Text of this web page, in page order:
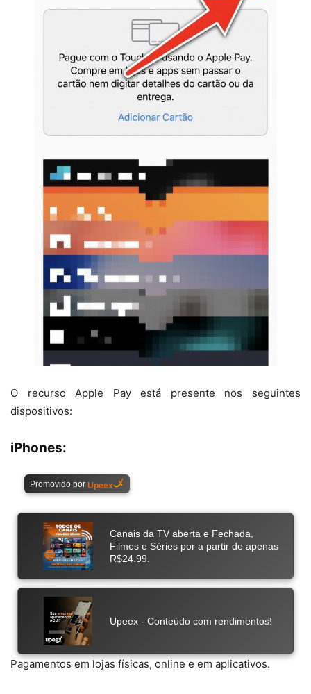
O recurso Apple Pay está presente nos seguintes
dispositivos:
iPhones:
Pagamentos em lojas físicas, online e em aplicativos.